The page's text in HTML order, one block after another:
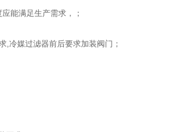
能满足生产需求，；
,冷媒过滤器前后要求加装阀门；